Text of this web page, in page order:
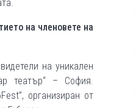
на членовете на
на уникален
театър“ – София.
организиран от